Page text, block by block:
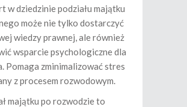
w dziedzinie podziału majątku
może nie tylko dostarczyć
wiedzy prawnej, ale również
wsparcie psychologiczne dla
Pomaga zminimalizować stres
z procesem rozwodowym.
majątku po rozwodzie to